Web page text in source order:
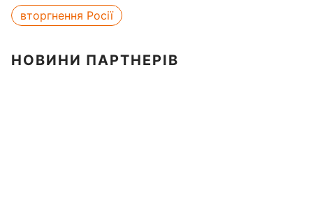
вторгнення Росії
НОВИНИ ПАРТНЕРІВ